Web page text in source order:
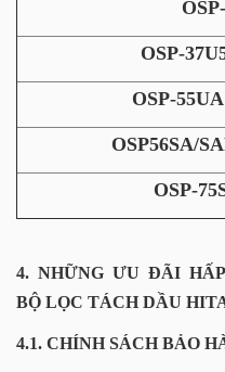
OSP-
OSP-
OSP56SA/
OSP-
4. NHỮNG ƯU ĐÃI
BỘ LỌC TÁCH DẦU
4.1. CHÍNH SÁCH BẢO